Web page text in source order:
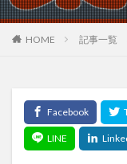
HOME 記事一覧